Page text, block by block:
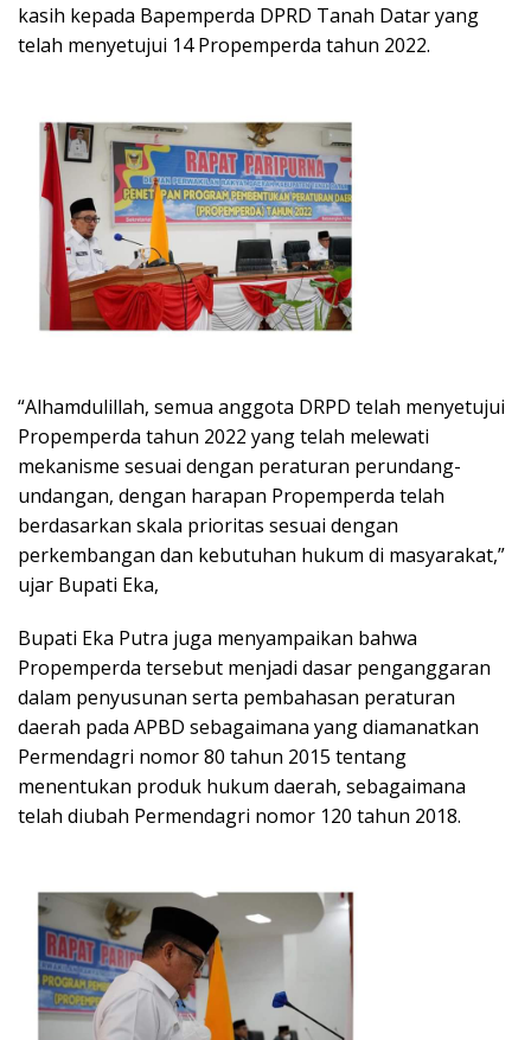
kasih kepada Bapemperda DPRD Tanah Datar yang
telah menyetujui 14 Propemperda tahun 2022.
“Alhamdulillah, semua anggota DRPD telah menyetujui
Propemperda tahun 2022 yang telah melewati
mekanisme sesuai dengan peraturan perundang-
undangan, dengan harapan Propemperda telah
berdasarkan skala prioritas sesuai dengan
perkembangan dan kebutuhan hukum di masyarakat,”
ujar Bupati Eka,
Bupati Eka Putra juga menyampaikan bahwa
Propemperda tersebut menjadi dasar penganggaran
dalam penyusunan serta pembahasan peraturan
daerah pada APBD sebagaimana yang diamanatkan
Permendagri nomor 80 tahun 2015 tentang
menentukan produk hukum daerah, sebagaimana
telah diubah Permendagri nomor 120 tahun 2018.